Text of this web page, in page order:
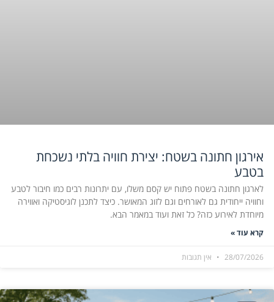
אירגון חתונה בשטח: יצירת חוויה בלתי נשכחת
בטבע
לארגון חתונה בשטח פתוח יש קסם משלו, עם יתרונות רבים כמו חיבור לטבע
וחוויה ייחודית גם לאורחים וגם לזוג המאושר. כיצד לתכנן לוגיסטיקה ואווירה
מיוחדת לאירוע כזה? כל זאת ועוד במאמר הבא.
קרא עוד »
28/07/2026 אין תגובות